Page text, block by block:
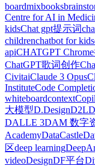
boardmixbooks
Centre for AI in
kidsChat gpt提示词
childrenchatbot for kids
apiCHATGPT
ChatGPT歌词创作
CivitaiClaude 3 Opus
InstituteCode
whiteboardcontext
大模型D.DesignD2L
DALLE 3DAM 数字
AcademyDataCastle
区deep learning
videoDesignDF平台